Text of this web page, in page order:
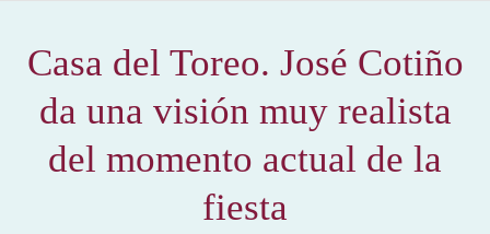
Casa del Toreo. José Cotiño
da una visión muy realista
del momento actual de la
fiesta